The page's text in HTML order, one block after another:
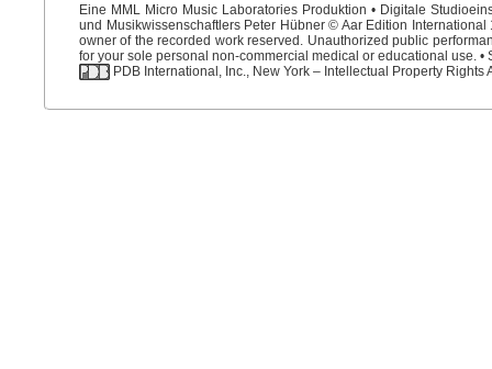
Eine MML Micro Music Laboratories Produktion • Digitale
und Musikwissenschaftlers Peter Hübner © Aar Edition
owner of the recorded work reserved. Unauthorized public
for your sole personal non-commercial medical or educational use.
PDB International, Inc., New York – Intellectual Property Rights